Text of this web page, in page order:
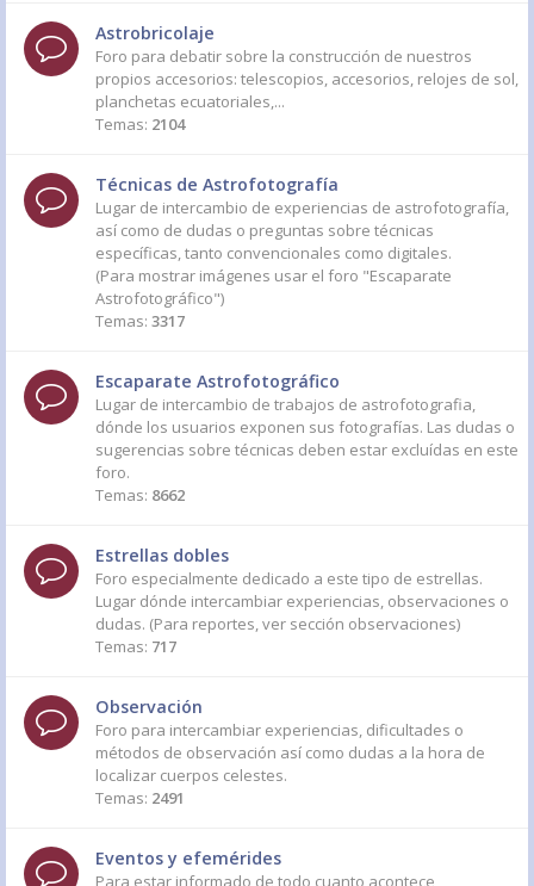
Astrobricolaje
Foro para debatir sobre la construcción de nuestros
propios accesorios: telescopios, accesorios, relojes de sol,
planchetas ecuatoriales,...
Temas: 2104
Técnicas de Astrofotografía
Lugar de intercambio de experiencias de astrofotografía,
así como de dudas o preguntas sobre técnicas
específicas, tanto convencionales como digitales.
(Para mostrar imágenes usar el foro "Escaparate
Astrofotográfico")
Temas: 3317
Escaparate Astrofotográfico
Lugar de intercambio de trabajos de astrofotografia,
dónde los usuarios exponen sus fotografías. Las dudas o
sugerencias sobre técnicas deben estar excluídas en este
foro.
Temas: 8662
Estrellas dobles
Foro especialmente dedicado a este tipo de estrellas.
Lugar dónde intercambiar experiencias, observaciones o
dudas. (Para reportes, ver sección observaciones)
Temas: 717
Observación
Foro para intercambiar experiencias, dificultades o
métodos de observación así como dudas a la hora de
localizar cuerpos celestes.
Temas: 2491
Eventos y efemérides
Para estar informado de todo cuanto acontece,